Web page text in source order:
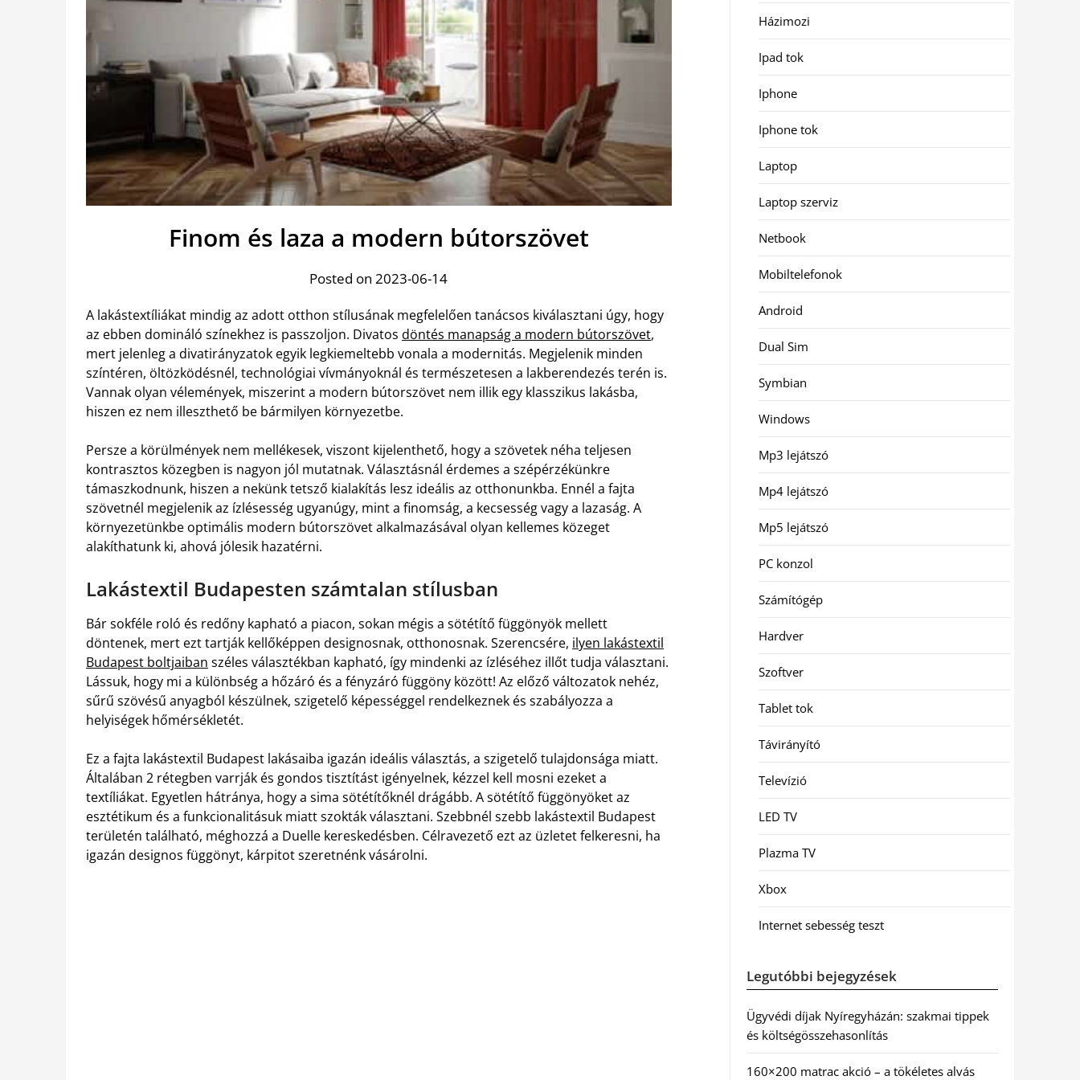
Finom és laza a modern bútorszövet
Posted on 2023-06-14
A lakástextíliákat mindig az adott otthon stílusának megfelelően tanácsos kiválasztani úgy, hogy
az ebben domináló színekhez is passzoljon. Divatos döntés manapság a modern bútorszövet,
mert jelenleg a divatirányzatok egyik legkiemeltebb vonala a modernitás. Megjelenik minden
színtéren, öltözködésnél, technológiai vívmányoknál és természetesen a lakberendezés terén is.
Vannak olyan vélemények, miszerint a modern bútorszövet nem illik egy klasszikus lakásba,
hiszen ez nem illeszthető be bármilyen környezetbe.
Persze a körülmények nem mellékesek, viszont kijelenthető, hogy a szövetek néha teljesen
kontrasztos közegben is nagyon jól mutatnak. Választásnál érdemes a szépérzékünkre
támaszkodnunk, hiszen a nekünk tetsző kialakítás lesz ideális az otthonunkba. Ennél a fajta
szövetnél megjelenik az ízlésesség ugyanúgy, mint a finomság, a kecsesség vagy a lazaság. A
környezetünkbe optimális modern bútorszövet alkalmazásával olyan kellemes közeget
alakíthatunk ki, ahová jólesik hazatérni.
Lakástextil Budapesten számtalan stílusban
Bár sokféle roló és redőny kapható a piacon, sokan mégis a sötétítő függönyök mellett
döntenek, mert ezt tartják kellőképpen designosnak, otthonosnak. Szerencsére, ilyen lakástextil
Budapest boltjaiban széles választékban kapható, így mindenki az ízléséhez illőt tudja választani.
Lássuk, hogy mi a különbség a hőzáró és a fényzáró függöny között! Az előző változatok nehéz,
sűrű szövésű anyagból készülnek, szigetelő képességgel rendelkeznek és szabályozza a
helyiségek hőmérsékletét.
Ez a fajta lakástextil Budapest lakásaiba igazán ideális választás, a szigetelő tulajdonsága miatt.
Általában 2 rétegben varrják és gondos tisztítást igényelnek, kézzel kell mosni ezeket a
textíliákat. Egyetlen hátránya, hogy a sima sötétítőknél drágább. A sötétítő függönyöket az
esztétikum és a funkcionalitásuk miatt szokták választani. Szebbnél szebb lakástextil Budapest
területén található, méghozzá a Duelle kereskedésben. Célravezető ezt az üzletet felkeresni, ha
igazán designos függönyt, kárpitot szeretnénk vásárolni.
Házimozi
Ipad tok
Iphone
Iphone tok
Laptop
Laptop szerviz
Netbook
Mobiltelefonok
Android
Dual Sim
Symbian
Windows
Mp3 lejátszó
Mp4 lejátszó
Mp5 lejátszó
PC konzol
Számítógép
Hardver
Szoftver
Tablet tok
Távirányító
Televízió
LED TV
Plazma TV
Xbox
Internet sebesség teszt
Legutóbbi bejegyzések
Ügyvédi díjak Nyíregyházán: szakmai tippek
és költségösszehasonlítás
160×200 matrac akció – a tökéletes alvás